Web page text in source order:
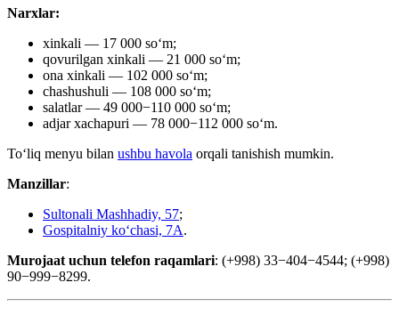
Narxlar:
xinkali — 17 000 soʻm;
qovurilgan xinkali — 21 000 soʻm;
ona xinkali — 102 000 soʻm;
chashushuli — 108 000 soʻm;
salatlar — 49 000−110 000 soʻm;
adjar xachapuri — 78 000−112 000 soʻm.
Toʻliq menyu bilan ushbu havola orqali tanishish mumkin.
Manzillar:
Sultonali Mashhadiy, 57;
Gospitalniy koʻchasi, 7A.
Murojaat uchun telefon raqamlari: (+998) 33−404−4544; (+998)
90−999−8299.